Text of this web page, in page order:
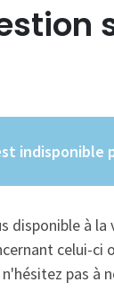
indisponible
disponible à la
celui-ci
pas à